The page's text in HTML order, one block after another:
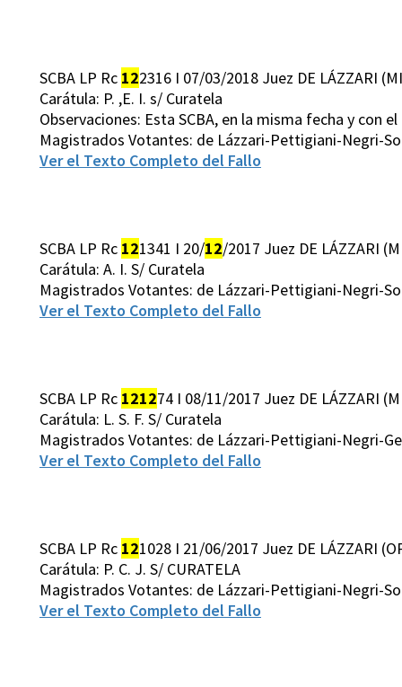
SCBA LP Rc 122316 I 07/03/2018 Juez DE LÁZZARI
Carátula: P. ,E. I. s/ Curatela
Observaciones: Esta SCBA, en la misma fecha y con
Magistrados Votantes: de Lázzari-Pettigiani-Negri-
Ver el Texto Completo del Fallo
SCBA LP Rc 121341 I 20/12/2017 Juez DE LÁZZARI
Carátula: A. I. S/ Curatela
Magistrados Votantes: de Lázzari-Pettigiani-Negri-
Ver el Texto Completo del Fallo
SCBA LP Rc 121274 I 08/11/2017 Juez DE LÁZZARI
Carátula: L. S. F. S/ Curatela
Magistrados Votantes: de Lázzari-Pettigiani-Negri-
Ver el Texto Completo del Fallo
SCBA LP Rc 121028 I 21/06/2017 Juez DE LÁZZARI
Carátula: P. C. J. S/ CURATELA
Magistrados Votantes: de Lázzari-Pettigiani-Negri-
Ver el Texto Completo del Fallo